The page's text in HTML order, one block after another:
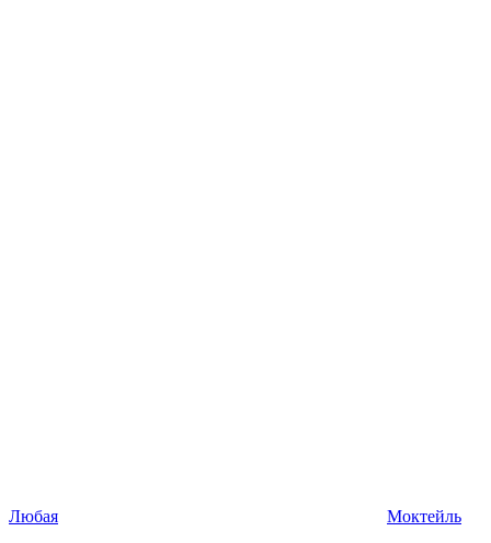
Любая Моктейль